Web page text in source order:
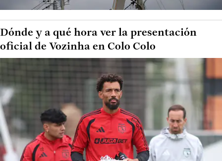
Dónde y a qué hora ver la presentación
oficial de Vozinha en Colo Colo